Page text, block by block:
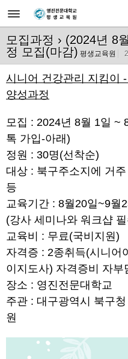
모집과정 › (2024년 8
정 모집(마감) 평생교육원
시니어 건강관리 지킴이
양성과정
모집 : 2024년 8월 1일 ~
톡 가입-아래)
정원 : 30명(선착순)
대상 : 북구주소지에 거
등
교육기간 : 8월20일~9월
(강사 세미나와 워크샵
교육비 : 무료(국비지원)
자격증 : 2종취득(시니어
이지도사) 자격증비 자부
장소 : 영진전문대학교
주관 : 대구광역시 북구
원